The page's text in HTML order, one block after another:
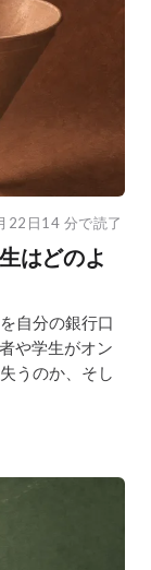
22日14 分で読了
はどのよ
自分の銀行口
や学生がオン
うのか、そし